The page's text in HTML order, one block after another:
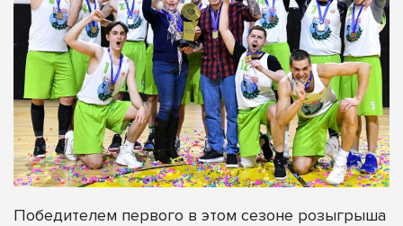
Победителем первого в этом сезоне розыгрыша